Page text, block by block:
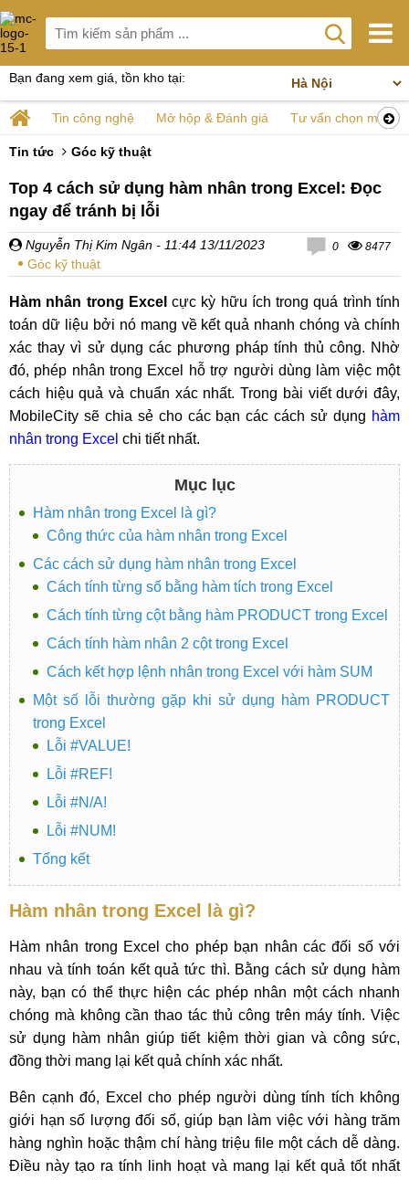
Bạn đang xem giá, tồn kho tại:
Tin công nghệ Mở hộp & Đánh giá Tư vấn chọn mua
Tin tức Góc kỹ thuật
Top 4 cách sử dụng hàm nhân trong Excel: Đọc
ngay để tránh bị lỗi
Nguyễn Thị Kim Ngân - 11:44 13/11/2023
Góc kỹ thuật
0 8477
Hàm nhân trong Excel cực kỳ hữu ích trong quá trình tính
toán dữ liệu bởi nó mang về kết quả nhanh chóng và chính
xác thay vì sử dụng các phương pháp tính thủ công. Nhờ
đó, phép nhân trong Excel hỗ trợ người dùng làm việc một
cách hiệu quả và chuẩn xác nhất. Trong bài viết dưới đây,
MobileCity sẽ chia sẻ cho các bạn các cách sử dụng hàm
nhân trong Excel chi tiết nhất.
Mục lục
Hàm nhân trong Excel là gì?
Công thức của hàm nhân trong Excel
Các cách sử dụng hàm nhân trong Excel
Cách tính từng số bằng hàm tích trong Excel
Cách tính từng cột bằng hàm PRODUCT trong Excel
Cách tính hàm nhân 2 cột trong Excel
Cách kết hợp lệnh nhân trong Excel với hàm SUM
Một số lỗi thường gặp khi sử dụng hàm PRODUCT
trong Excel
Lỗi #VALUE!
Lỗi #REF!
Lỗi #N/A!
Lỗi #NUM!
Tổng kết
Hàm nhân trong Excel là gì?
Hàm nhân trong Excel cho phép bạn nhân các đối số với
nhau và tính toán kết quả tức thì. Bằng cách sử dụng hàm
này, bạn có thể thực hiện các phép nhân một cách nhanh
chóng mà không cần thao tác thủ công trên máy tính. Việc
sử dụng hàm nhân giúp tiết kiệm thời gian và công sức,
đồng thời mang lại kết quả chính xác nhất.
Bên cạnh đó, Excel cho phép người dùng tính tích không
giới hạn số lượng đối số, giúp bạn làm việc với hàng trăm
hàng nghìn hoặc thậm chí hàng triệu file một cách dễ dàng.
Điều này tạo ra tính linh hoạt và mang lại kết quả tốt nhất